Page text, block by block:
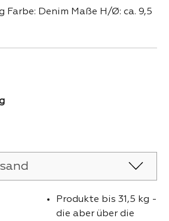
Farbe: Denim Maße H/Ø: ca. 9,5
Produkte bis 31,5 kg -
die aber über die